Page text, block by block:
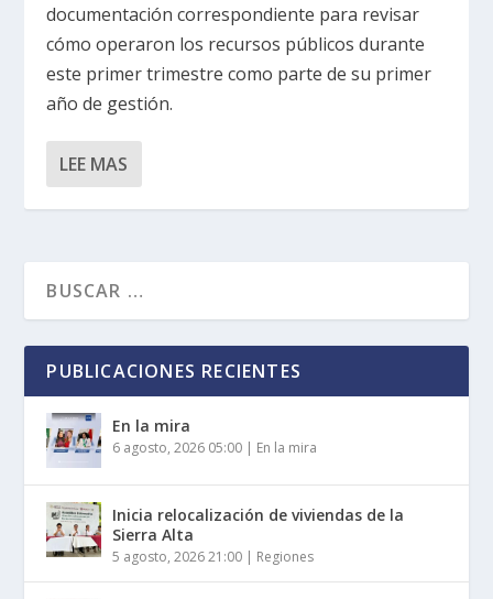
documentación correspondiente para revisar
cómo operaron los recursos públicos durante
este primer trimestre como parte de su primer
año de gestión.
LEE MAS
PUBLICACIONES RECIENTES
En la mira
6 agosto, 2026 05:00 | En la mira
Inicia relocalización de viviendas de la
Sierra Alta
5 agosto, 2026 21:00 | Regiones